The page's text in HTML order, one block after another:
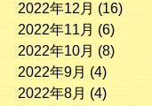
2022年12月 (16)
2022年11月 (6)
2022年10月 (8)
2022年9月 (4)
2022年8月 (4)